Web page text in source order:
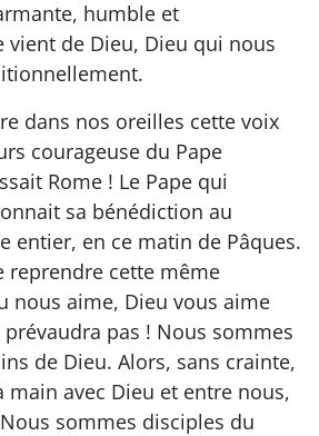
humble et
vient de Dieu, Dieu qui nous
dans nos oreilles cette voix
courageuse du Pape
Rome ! Le Pape qui
sa bénédiction au
entier, en ce matin de Pâques.
reprendre cette même
nous aime, Dieu vous aime
pas ! Nous sommes
de Dieu. Alors, sans crainte,
main avec Dieu et entre nous,
sommes disciples du